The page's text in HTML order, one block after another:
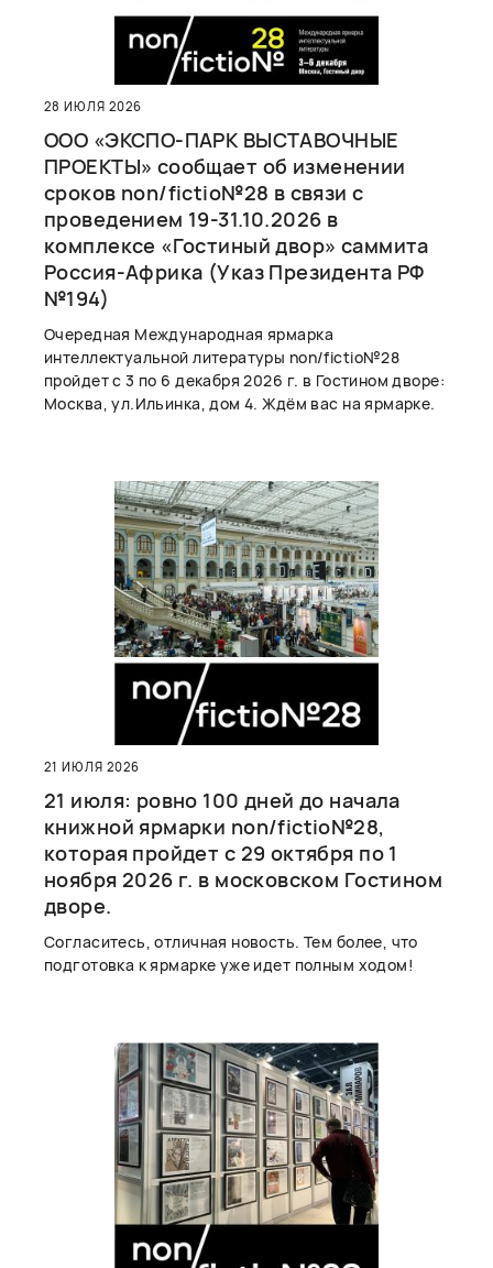
28 ИЮЛЯ 2026
ООО «ЭКСПО-ПАРК ВЫСТАВОЧНЫЕ
ПРОЕКТЫ» сообщает об изменении
сроков non/fictio№28 в связи с
проведением 19-31.10.2026 в
комплексе «Гостиный двор» саммита
Россия-Африка (Указ Президента РФ
№194)
Очередная Международная ярмарка
интеллектуальной литературы non/fictio№28
пройдет с 3 по 6 декабря 2026 г. в Гостином дворе:
Москва, ул.Ильинка, дом 4. Ждём вас на ярмарке.
21 ИЮЛЯ 2026
21 июля: ровно 100 дней до начала
книжной ярмарки non/fictio№28,
которая пройдет с 29 октября по 1
ноября 2026 г. в московском Гостином
дворе.
Согласитесь, отличная новость. Тем более, что
подготовка к ярмарке уже идет полным ходом!